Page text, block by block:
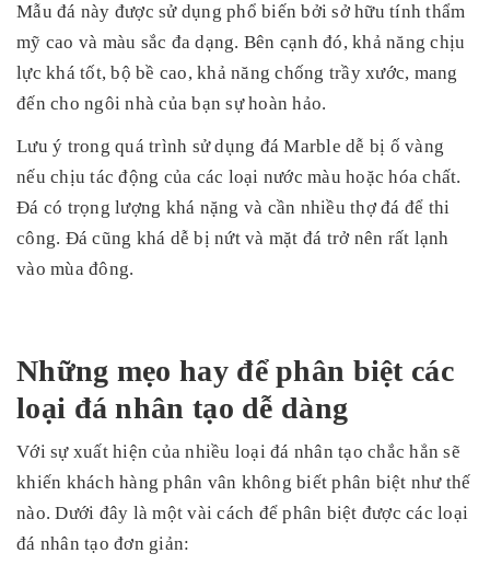
Mẫu đá này được sử dụng phổ biến bởi sở hữu tính thẩm
mỹ cao và màu sắc đa dạng. Bên cạnh đó, khả năng chịu
lực khá tốt, bộ bề cao, khả năng chống trầy xước, mang
đến cho ngôi nhà của bạn sự hoàn hảo.
Lưu ý trong quá trình sử dụng đá Marble dễ bị ố vàng
nếu chịu tác động của các loại nước màu hoặc hóa chất.
Đá có trọng lượng khá nặng và cần nhiều thợ đá để thi
công. Đá cũng khá dễ bị nứt và mặt đá trở nên rất lạnh
vào mùa đông.
Những mẹo hay để phân biệt các
loại đá nhân tạo dễ dàng
Với sự xuất hiện của nhiều loại đá nhân tạo chắc hẳn sẽ
khiến khách hàng phân vân không biết phân biệt như thế
nào. Dưới đây là một vài cách để phân biệt được các loại
đá nhân tạo đơn giản: